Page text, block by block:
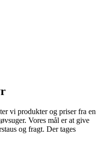
vi produkter og priser fra en
Vores mål er at give
og fragt. Der tages